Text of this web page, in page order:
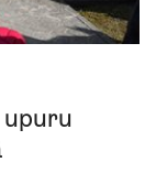
upuru